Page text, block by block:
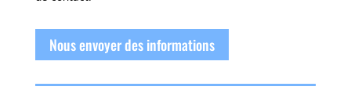
Nous envoyer des informations